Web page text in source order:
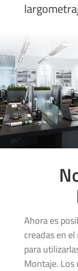
Ahora es
creadas en
para
Montaje. Los